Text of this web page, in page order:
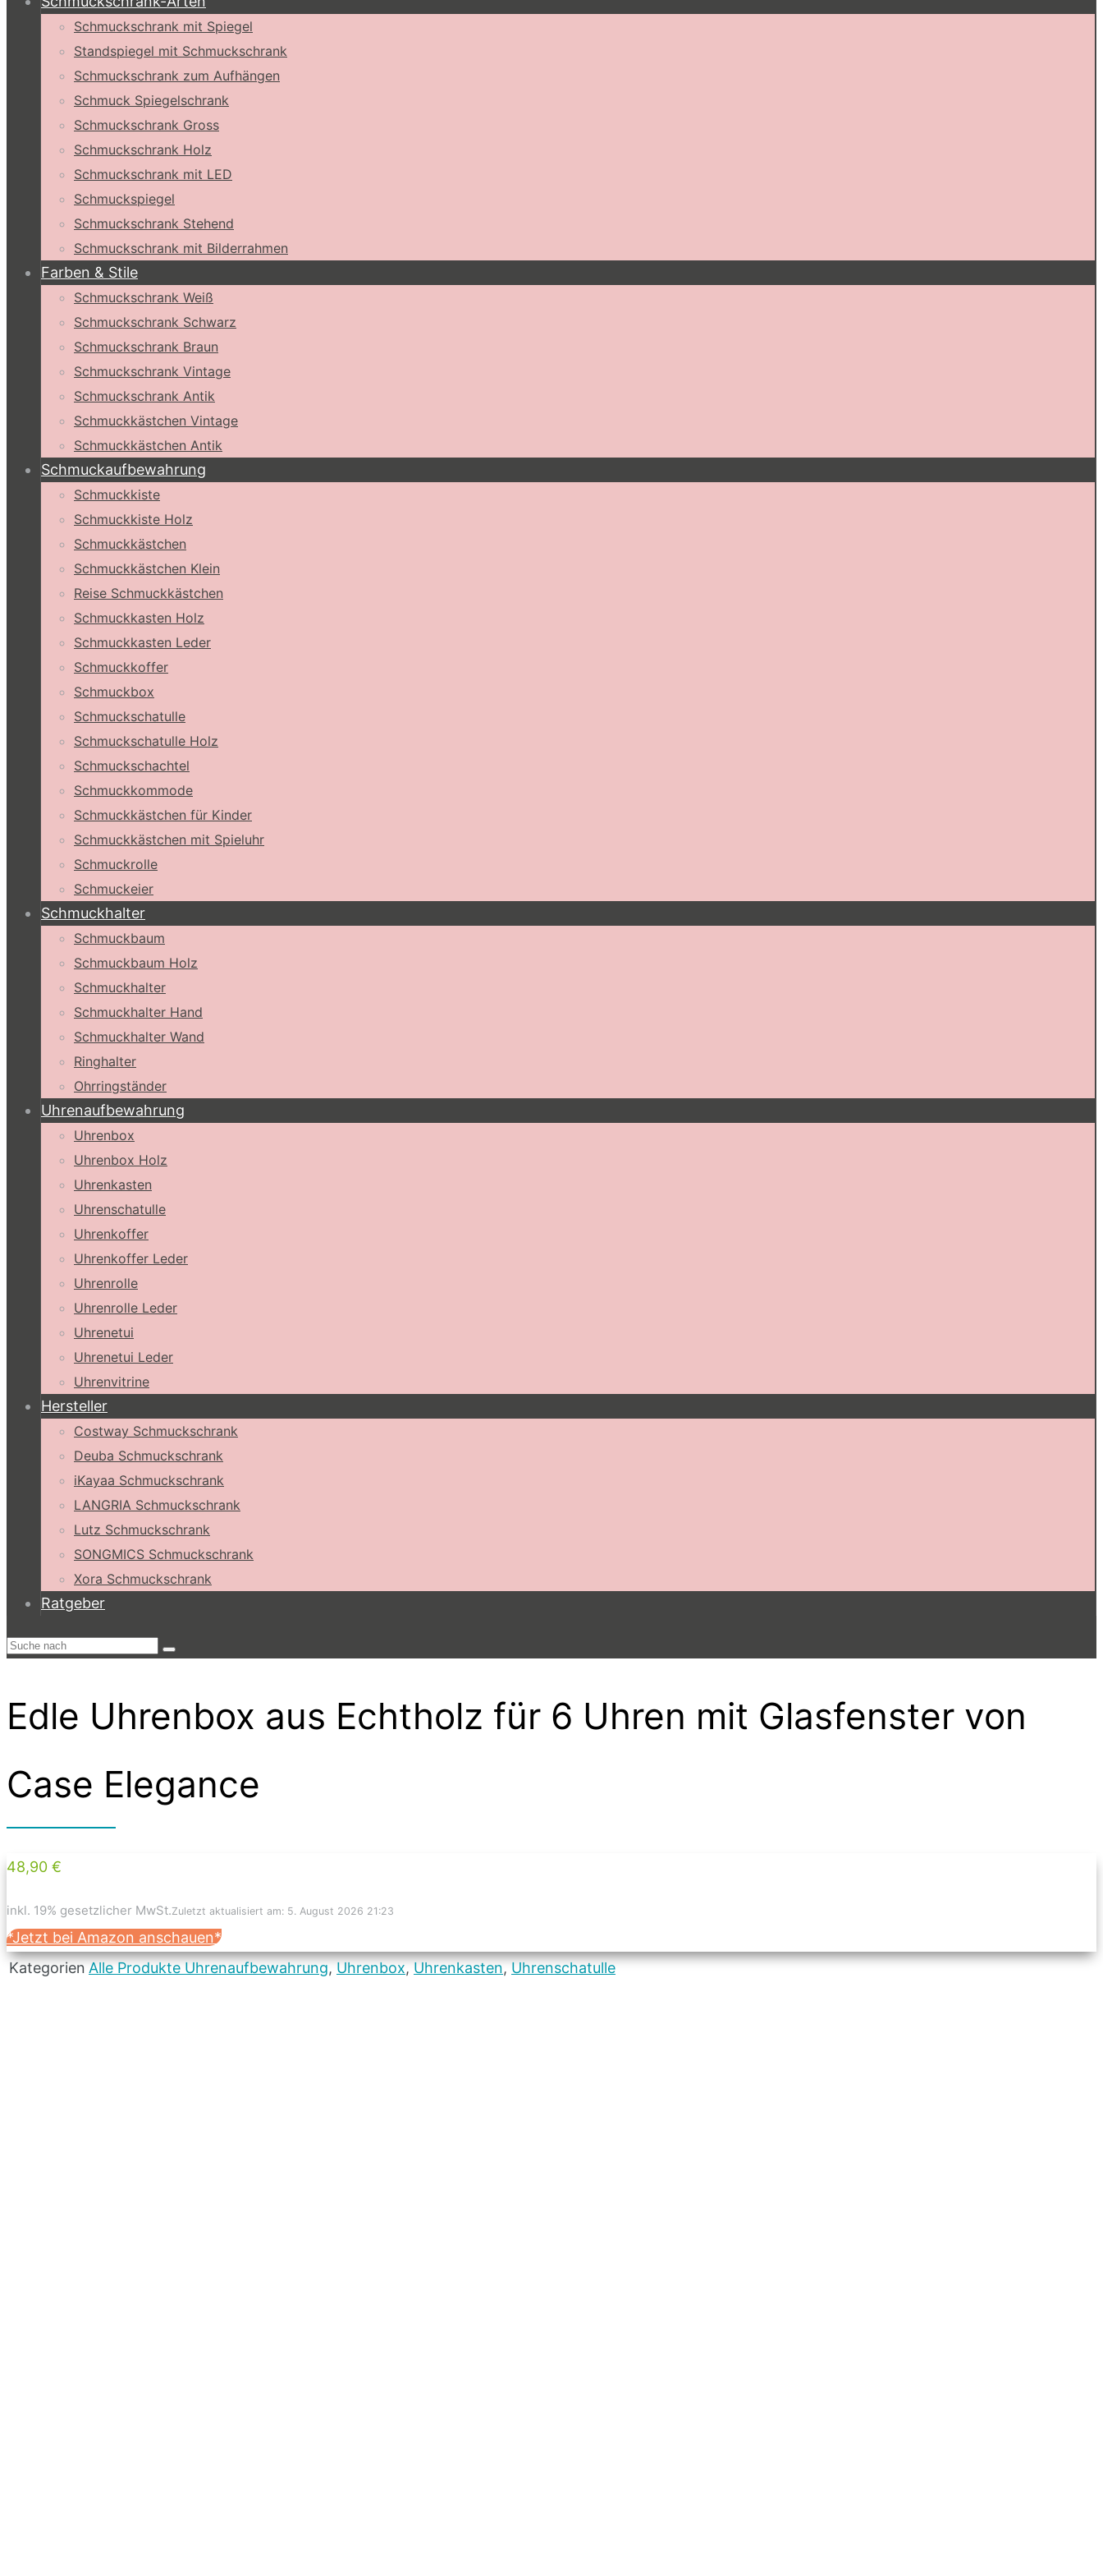
Schmuckschrank mit Spiegel
Standspiegel mit Schmuckschrank
Schmuckschrank zum Aufhängen
Schmuck Spiegelschrank
Schmuckschrank Gross
Schmuckschrank Holz
Schmuckschrank mit LED
Schmuckspiegel
Schmuckschrank Stehend
Schmuckschrank mit Bilderrahmen
Farben & Stile
Schmuckschrank Weiß
Schmuckschrank Schwarz
Schmuckschrank Braun
Schmuckschrank Vintage
Schmuckschrank Antik
Schmuckkästchen Vintage
Schmuckkästchen Antik
Schmuckaufbewahrung
Schmuckkiste
Schmuckkiste Holz
Schmuckkästchen
Schmuckkästchen Klein
Reise Schmuckkästchen
Schmuckkasten Holz
Schmuckkasten Leder
Schmuckkoffer
Schmuckbox
Schmuckschatulle
Schmuckschatulle Holz
Schmuckschachtel
Schmuckkommode
Schmuckkästchen für Kinder
Schmuckkästchen mit Spieluhr
Schmuckrolle
Schmuckeier
Schmuckhalter
Schmuckbaum
Schmuckbaum Holz
Schmuckhalter
Schmuckhalter Hand
Schmuckhalter Wand
Ringhalter
Ohrringständer
Uhrenaufbewahrung
Uhrenbox
Uhrenbox Holz
Uhrenkasten
Uhrenschatulle
Uhrenkoffer
Uhrenkoffer Leder
Uhrenrolle
Uhrenrolle Leder
Uhrenetui
Uhrenetui Leder
Uhrenvitrine
Hersteller
Costway Schmuckschrank
Deuba Schmuckschrank
iKayaa Schmuckschrank
LANGRIA Schmuckschrank
Lutz Schmuckschrank
SONGMICS Schmuckschrank
Xora Schmuckschrank
Ratgeber
Edle Uhrenbox aus Echtholz für 6 Uhren mit Glasfenster von
Case Elegance
48,90 €
inkl. 19% gesetzlicher MwSt.Zuletzt aktualisiert am: 5. August 2026 21:23
*Jetzt bei Amazon anschauen*
Kategorien Alle Produkte Uhrenaufbewahrung, Uhrenbox, Uhrenkasten, Uhrenschatulle